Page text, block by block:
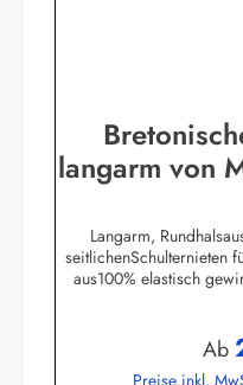
langarm von
Langarm,
seitlichenSchulternieten
aus100% elastisch
GmbHHeglitzer Str.
Ab